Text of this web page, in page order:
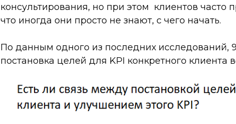
консультирования, но при этом клиентов часто
что иногда они просто не знают, с чего начать.
По данным одного из последних исследований,
постановка целей для KPI конкретного клиента